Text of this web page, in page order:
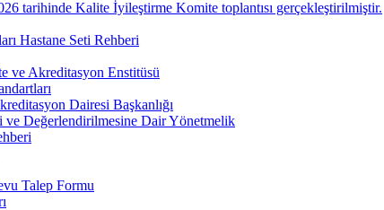
tarihinde Kalite İyileştirme Komite toplantısı gerçekleştirilmiştir.
Hastane Seti Rehberi
ve Akreditasyon Enstitüsü
Dairesi Başkanlığı
ve Değerlendirilmesine Dair Yönetmelik
Talep Formu